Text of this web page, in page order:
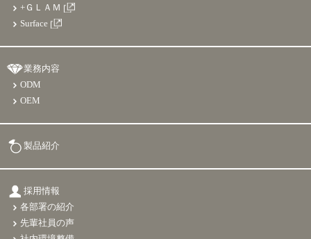
+ＧＬＡＭ
Surface
業務内容
ODM
OEM
製品紹介
採用情報
各部署の紹介
先輩社員の声